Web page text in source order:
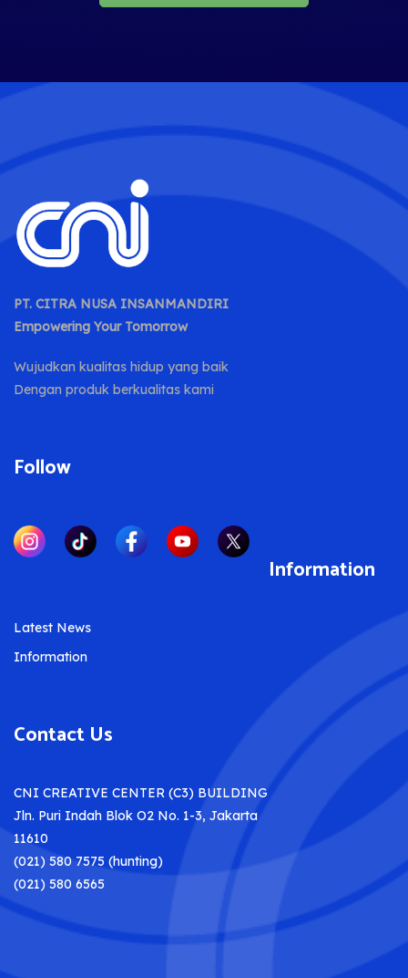
percaya diri dalam mengemukakan pendapat, dan
meningkatkan pemahaman tentang pengertian, fungsi
kepada Konsumen serta calon konsumen.
PT. CITRA NUSA INSANMANDIRI
Empowering Your Tomorrow
Wujudkan kualitas hidup yang baik
Dengan produk berkualitas kami
Follow
Information
Latest News
Information
Contact Us
CNI CREATIVE CENTER (C3) BUILDING
Jln. Puri Indah Blok O2 No. 1-3, Jakarta
11610
(021) 580 7575 (hunting)
(021) 580 6565